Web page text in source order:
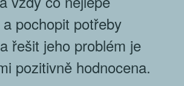
pochopit potřeby
řešit jeho problém je
pozitivně hodnocena.